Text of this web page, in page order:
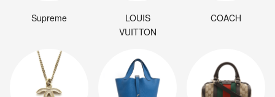
Supreme
LOUIS
VUITTON
COACH